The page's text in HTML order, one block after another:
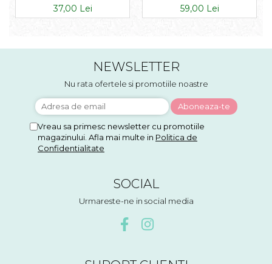
37,00 Lei
59,00 Lei
NEWSLETTER
Nu rata ofertele si promotiile noastre
Vreau sa primesc newsletter cu promotiile
magazinului. Afla mai multe in Politica de
Confidentialitate
SOCIAL
Urmareste-ne in social media